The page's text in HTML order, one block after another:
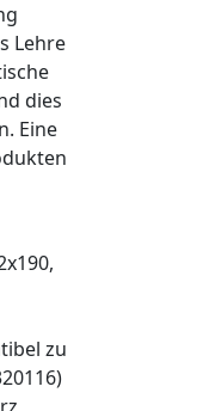
Lehre
dies
Eine
zu